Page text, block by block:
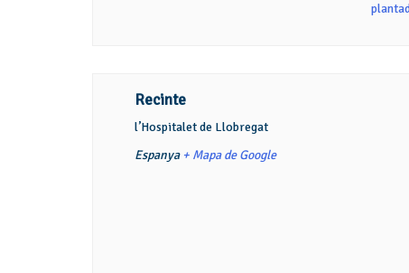
Recinte
l’Hospitalet de Llobregat
Espanya + Mapa de Google